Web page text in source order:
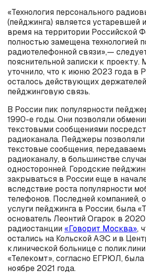
«Технология персонального
(пейджинга) является устаревшей
время на территории Российской
полностью замещена технологией
радиотелефонной связи»,—
пояснительной записки к
уточнило, что к июню 2023 года в
осталось действующих
пейджинговую связь.
В России пик популярности
1990-е годы. Они позволяли
текстовыми сообщениями
радиоканала. Пейджеры позволяли
текстовые сообщения,
радиоканалу, в большинстве
односторонней. Городские
закрываться в России еще в
вследствие роста популярности
телефонов. Последней компанией,
услуги пейджинга в России, была
основатель Леонтий Огарок в
радиостанции «Говорит Москва»,
остались на Кольской АЭС и в
клинической больнице с
«Телекомт», согласно ЕГРЮЛ,
ноябре 2021 года.